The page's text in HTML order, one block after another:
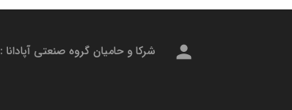
person شرکا و حامیان گروه صنعتی آپادانا :